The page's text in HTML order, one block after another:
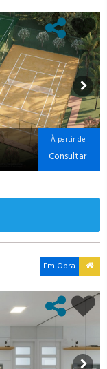
À partir de
Consultar
Em Obra